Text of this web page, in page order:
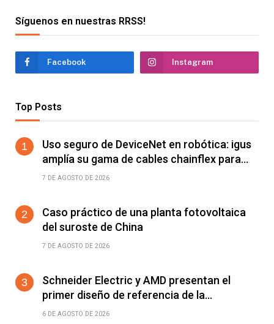
Síguenos en nuestras RRSS!
Facebook Instagram
Top Posts
Uso seguro de DeviceNet en robótica: igus
amplía su gama de cables chainflex para
torsión de ±360°/m
7 DE AGOSTO DE 2026
Caso práctico de una planta fotovoltaica
del suroste de China
7 DE AGOSTO DE 2026
Schneider Electric y AMD presentan el
primer diseño de referencia de la
plataforma Helios para acelerar el
6 DE AGOSTO DE 2026